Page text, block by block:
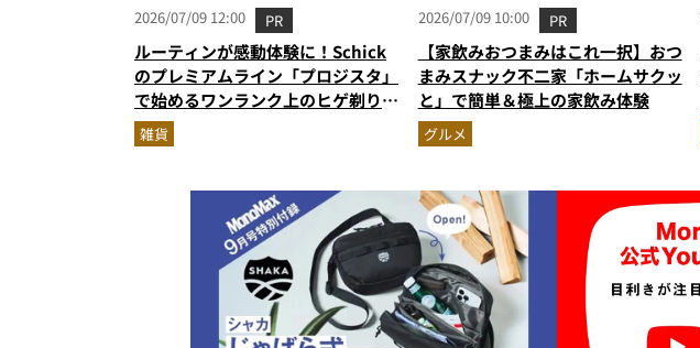
2026/07/09 12:00 PR
ルーティンが感動体験に！Schick
のプレミアムライン「プロジスタ」
で始めるワンランク上のヒゲ剃り習
慣
雑貨
2026/07/09 10:00 PR
【家飲みおつまみはこれ一択】おつ
まみスナック不二家「ホームサクッ
と」で簡単＆極上の家飲み体験
グルメ